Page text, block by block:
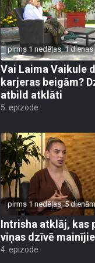
pirms 1 nedēļas, 1 dienas
Vai Laima Vaikule
karjeras beigām?
atbild atklāti
5. epizode
pirms 1 nedēļas, 5 dienām
Intrisha atklāj, kas
viņas dzīvē
4. epizode